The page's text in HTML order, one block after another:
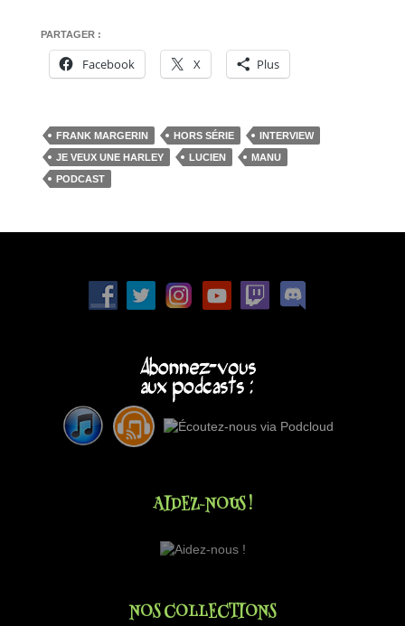
PARTAGER :
Facebook X Plus
FRANK MARGERIN HORS SÉRIE
INTERVIEW
JE VEUX UNE HARLEY
LUCIEN
MANU
PODCAST
AIDEZ-NOUS !
NOS COLLECTIONS